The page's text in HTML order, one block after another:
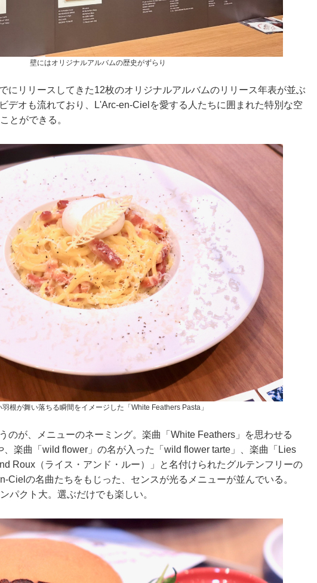
壁にはオリジナルアルバムの歴史がずらり
にリリースしてきた12枚のオリジナルアルバムのリリース年表が並ぶ
デオも流れており、L'Arc-en-Cielを愛する人たちに囲まれた特別な空
とができる。
羽根が舞い落ちる瞬間をイメージした「White Feathers Pasta」
のが、メニューのネーミング。楽曲「White Feathers」を思わせる
、楽曲「wild flower」の名が入った「wild flower tarte」、楽曲「Lies
Roux（ライス・アンド・ルー）」と名付けられたグルテンフリーの
Cielの名曲たちをもじった、センスが光るメニューが並んでいる。
パクト大。選ぶだけでも楽しい。
載】
田祐希
【渾身の一冊】乃木
坂46・山下美月、
2nd写真集『ヒロイ
ン』公開カット
【超貴重】デビュー
前の初々しい姿が見
【6度目重版！】乃
木坂46・山下美月